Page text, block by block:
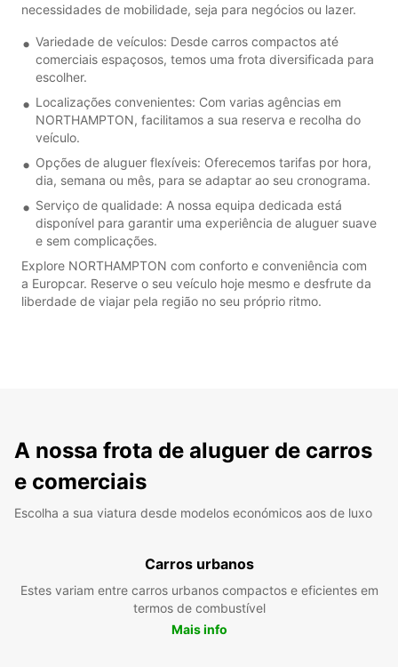
necessidades de mobilidade, seja para negócios ou lazer.
Variedade de veículos: Desde carros compactos até
comerciais espaçosos, temos uma frota diversificada para
escolher.
Localizações convenientes: Com varias agências em
NORTHAMPTON, facilitamos a sua reserva e recolha do
veículo.
Opções de aluguer flexíveis: Oferecemos tarifas por hora,
dia, semana ou mês, para se adaptar ao seu cronograma.
Serviço de qualidade: A nossa equipa dedicada está
disponível para garantir uma experiência de aluguer suave
e sem complicações.
Explore NORTHAMPTON com conforto e conveniência com
a Europcar. Reserve o seu veículo hoje mesmo e desfrute da
liberdade de viajar pela região no seu próprio ritmo.
A nossa frota de aluguer de carros
e comerciais
Escolha a sua viatura desde modelos económicos aos de luxo
Carros urbanos
Estes variam entre carros urbanos compactos e eficientes em
termos de combustível
Mais info